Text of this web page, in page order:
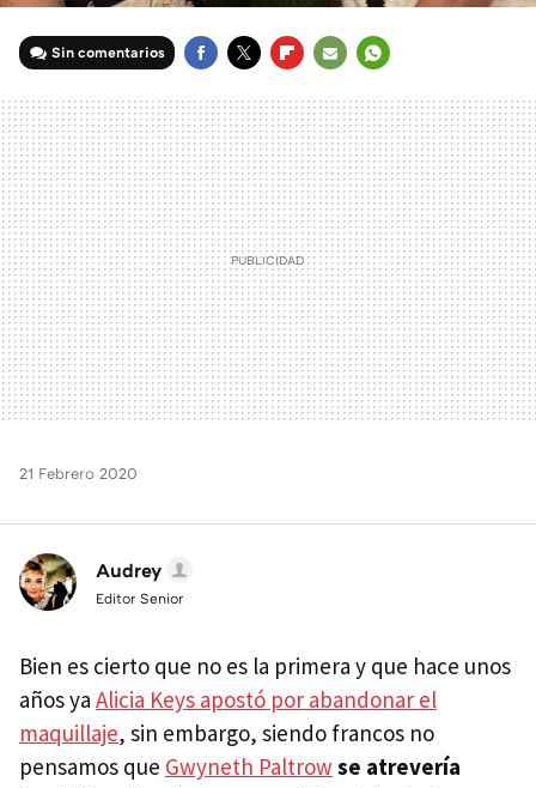
Sin comentarios
MAIL
21 Febrero 2020
Audrey
Editor Senior
Bien es cierto que no es la primera y que hace unos
años ya Alicia Keys apostó por abandonar el
maquillaje, sin embargo, siendo francos no
pensamos que Gwyneth Paltrow se atrevería